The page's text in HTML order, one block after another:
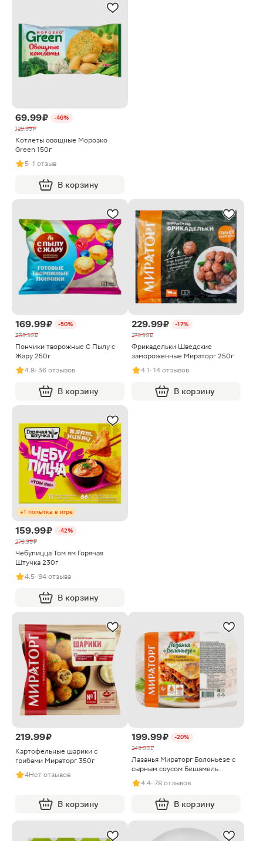
69.99 ₽
-46%
129.99 ₽
Котлеты овощные Морозко
Green 150г
5· 1 отзыв
В корзину
169.99 ₽
-50%
339.99 ₽
Пончики творожные С Пылу с
Жару 250г
4.8· 36 отзывов
В корзину
229.99 ₽
-17%
279.99 ₽
Фрикадельки Шведские
замороженные Мираторг 250г
4.1· 14 отзывов
В корзину
+1 попытка в игре
159.99 ₽
-42%
279.99 ₽
Чебупицца Том ям Горячая
Штучка 230г
4.5· 94 отзыва
В корзину
219.99 ₽
Картофельные шарики с
грибами Мираторг 350г
4Нет отзывов
В корзину
199.99 ₽
-20%
249.99 ₽
Лазанья Мираторг Болоньезе с
сырным соусом Бешамель
замороженная 350г
4.4· 78 отзывов
В корзину